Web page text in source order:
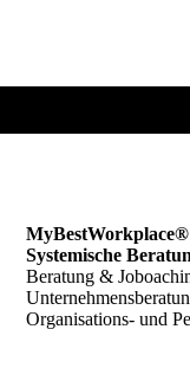
MyBestWorkplace®
Systemische
Beratung &
Organisations- und